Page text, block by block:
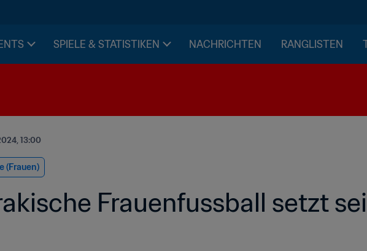
SPIELE & STATISTIKEN NACHRICHTEN RANGLISTEN
13:00
(Frauen)
Frauenfussball setzt